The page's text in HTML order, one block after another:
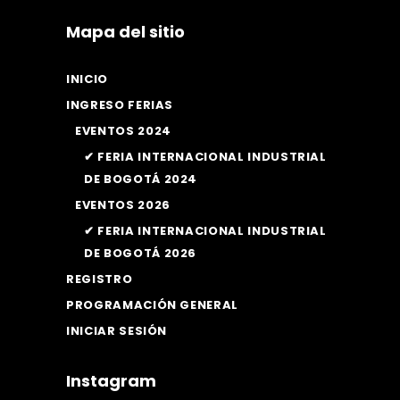
Mapa del sitio
INICIO
INGRESO FERIAS
EVENTOS 2024
✔ FERIA INTERNACIONAL INDUSTRIAL
DE BOGOTÁ 2024
EVENTOS 2026
✔ FERIA INTERNACIONAL INDUSTRIAL
DE BOGOTÁ 2026
REGISTRO
PROGRAMACIÓN GENERAL
INICIAR SESIÓN
Instagram